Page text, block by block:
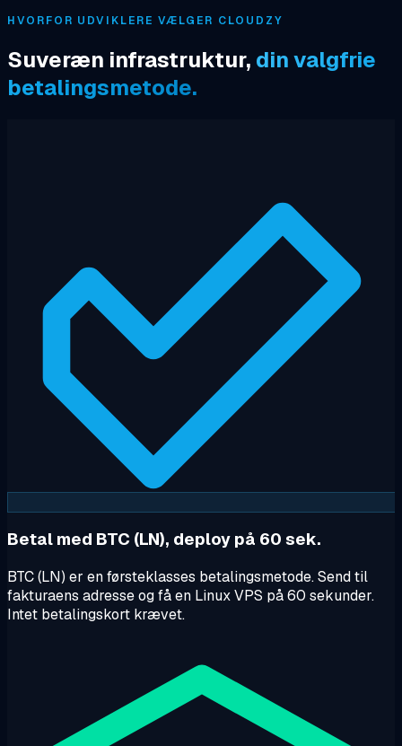
HVORFOR UDVIKLERE VÆLGER CLOUDZY
Suveræn infrastruktur, din valgfrie
betalingsmetode.
Betal med BTC (LN), deploy på 60 sek.
BTC (LN) er en førsteklasses betalingsmetode. Send til
fakturaens adresse og få en Linux VPS på 60 sekunder.
Intet betalingskort krævet.